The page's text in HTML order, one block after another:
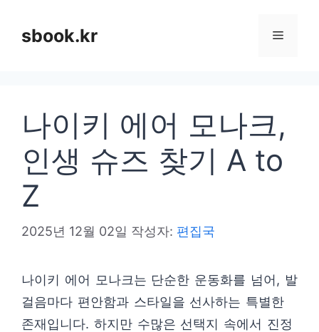
sbook.kr 메
나이키 에어 모나크,
인생 슈즈 찾기 A to
Z
2025년 12월 02일 작성자: 편집국
나이키 에어 모나크는 단순한 운동화를 넘어, 발
걸음마다 편안함과 스타일을 선사하는 특별한
존재입니다. 하지만 수많은 선택지 속에서 진정